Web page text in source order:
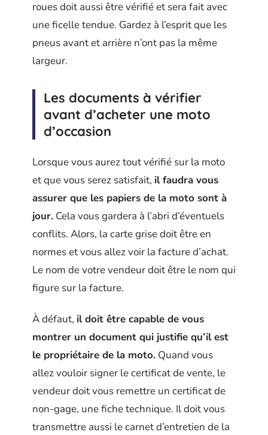
roues doit aussi être vérifié et sera fait avec
une ficelle tendue. Gardez à l’esprit que les
pneus avant et arrière n’ont pas la même
largeur.
Les documents à vérifier
avant d’acheter une moto
d’occasion
Lorsque vous aurez tout vérifié sur la moto
et que vous serez satisfait, il faudra vous
assurer que les papiers de la moto sont à
jour. Cela vous gardera à l’abri d’éventuels
conflits. Alors, la carte grise doit être en
normes et vous allez voir la facture d’achat.
Le nom de votre vendeur doit être le nom qui
figure sur la facture.
À défaut, il doit être capable de vous
montrer un document qui justifie qu’il est
le propriétaire de la moto. Quand vous
allez vouloir signer le certificat de vente, le
vendeur doit vous remettre un certificat de
non-gage, une fiche technique. Il doit vous
transmettre aussi le carnet d’entretien de la